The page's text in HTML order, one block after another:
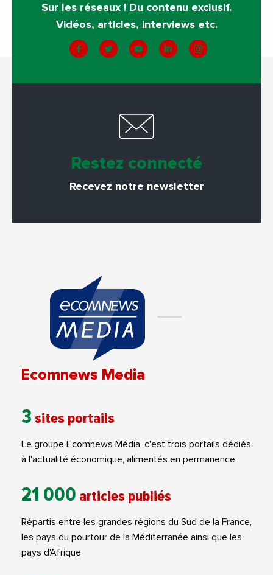
Sur les réseaux ! Du contenu exclusif.
Vidéos, articles, interviews etc.
Restez connecté
Recevez notre newsletter
Ecomnews Media
3 sites portails
Le groupe Ecomnews Média, c'est trois portails dédiés
à l'actualité économique, alimentés en permanence
21 000 articles publiés
Répartis entre les grandes régions du Sud de la France,
les pays du pourtour de la Méditerranée ainsi que les
pays d'Afrique